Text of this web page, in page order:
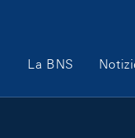
Main Navigation
La BNS